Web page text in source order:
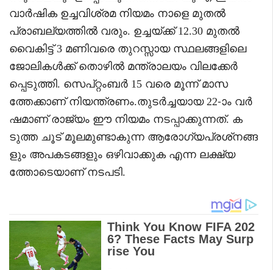
വാർഷിക ഉച്ചവിശ്രമ നിയമം നാളെ മുതൽ
പ്രാബല്യത്തിൽ വരും. ഉച്ചയ്ക്ക് 12.30 മുതൽ
വൈകിട്ട് 3 മണിവരെ തുറസ്സായ സ്ഥലങ്ങളിലെ
ജോലികൾക്ക് തൊഴിൽ മന്ത്രാലയം വിലക്കേർ
പ്പെടുത്തി. സെപ്റ്റംബർ 15 വരെ മൂന്ന് മാസ
ത്തേക്കാണ് നിയന്ത്രണം.തുടർച്ചയായ 22-ാം വർ
ഷമാണ് രാജ്യം ഈ നിയമം നടപ്പാക്കുന്നത്. ക
ടുത്ത ചൂട് മൂലമുണ്ടാകുന്ന ആരോഗ്യപ്രശ്‌നങ്ങ
ളും അപകടങ്ങളും ഒഴിവാക്കുക എന്ന ലക്ഷ്യ
ത്തോടെയാണ് നടപടി.